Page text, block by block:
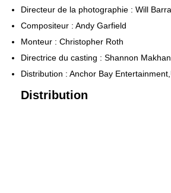
Directeur de la photographie : Will
Compositeur : Andy Garfield
Monteur : Christopher Roth
Directrice du casting : Shannon
Distribution : Anchor Bay
Distribution